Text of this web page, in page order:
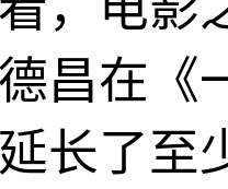
昌在《
长了至